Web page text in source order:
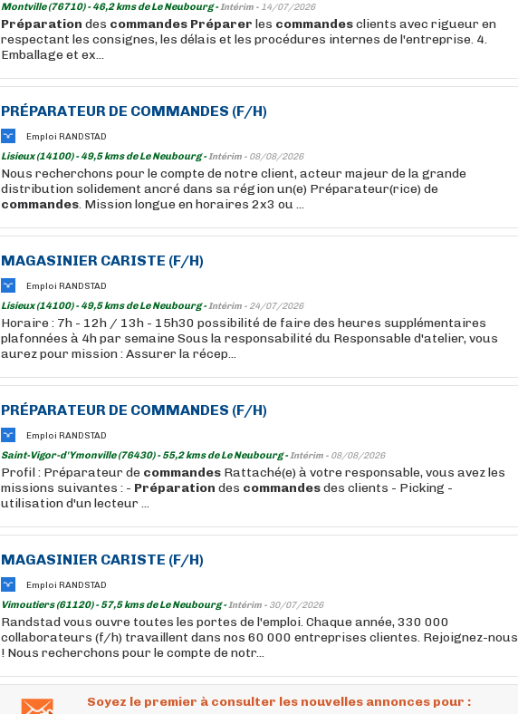
Montville (76710) - 46,2 kms de Le Neubourg -Intérim - 14/07/2026
Préparation des commandes Préparer les commandesclients avec rigueur en
respectant les consignes, les délais et les procédures internes de l'entreprise. 4.
Emballage et ex...
PRÉPARATEUR DE COMMANDES (F/H)
Emploi RANDSTAD
Lisieux (14100) - 49,5 kms de Le Neubourg -Intérim - 08/08/2026
Nous recherchons pour le compte de notre client, acteur majeur de la grande
distribution solidement ancré dans sa région un(e) Préparateur(rice) de
commandes. Mission longue en horaires 2x3 ou ...
MAGASINIER CARISTE (F/H)
Emploi RANDSTAD
Lisieux (14100) - 49,5 kms de Le Neubourg -Intérim - 24/07/2026
Horaire : 7h - 12h / 13h - 15h30 possibilité de faire des heures supplémentaires
plafonnées à 4h par semaine Sous la responsabilité du Responsable d'atelier, vous
aurez pour mission : Assurer la récep...
PRÉPARATEUR DE COMMANDES (F/H)
Emploi RANDSTAD
Saint-Vigor-d'Ymonville (76430) - 55,2 kms de Le Neubourg -Intérim - 08/08/2026
Profil : Préparateur de commandes Rattaché(e) à votre responsable, vous avez les
missions suivantes : - Préparation des commandesdes clients - Picking -
utilisation d'un lecteur ...
MAGASINIER CARISTE (F/H)
Emploi RANDSTAD
Vimoutiers (61120) - 57,5 kms de Le Neubourg -Intérim - 30/07/2026
Randstad vous ouvre toutes les portes de l'emploi. Chaque année, 330 000
collaborateurs (f/h) travaillent dans nos 60 000 entreprises clientes. Rejoignez-nous
! Nous recherchons pour le compte de notr...
Soyez le premier à consulter les nouvelles annonces pour :